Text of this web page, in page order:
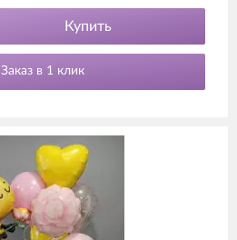
Купить
Заказ в 1 клик